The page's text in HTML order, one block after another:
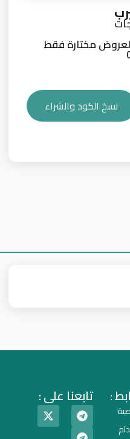
مختارة فقط
نسخ الكود والشراء
: تابعنا على :